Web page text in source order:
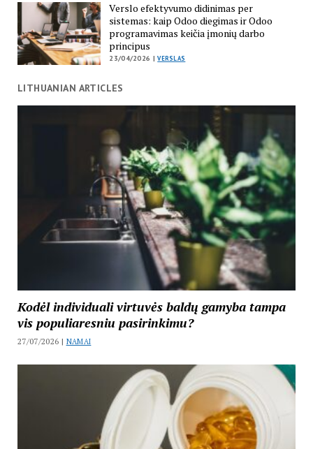
Verslo efektyvumo didinimas per
sistemas: kaip Odoo diegimas ir Odoo
programavimas keičia įmonių darbo
principus
23/04/2026 |VERSLAS
LITHUANIAN ARTICLES
Kodėl individuali virtuvės baldų gamyba tampa
vis populiaresniu pasirinkimu?
27/07/2026 | NAMAI